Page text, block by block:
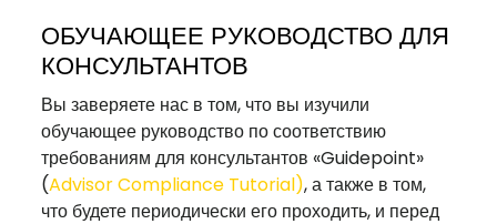
ОБУЧАЮЩЕЕ РУКОВОДСТВО ДЛЯ
КОНСУЛЬТАНТОВ
Вы заверяете нас в том, что вы изучили
обучающее руководство по соответствию
требованиям для консультантов «Guidepoint»
(Advisor Compliance Tutorial), а также в том,
что будете периодически его проходить, и перед